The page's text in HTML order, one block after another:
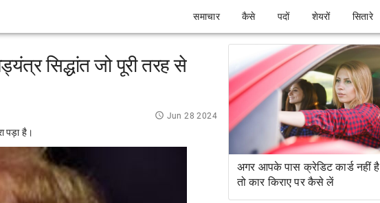
समाचार कैसे पदों शेयरों सितारे
सिद्धांत जो पूरी तरह से
Jun 28 2024
पड़ा है।
अगर आपके पास क्रेडिट कार्ड नहीं है
तो कार किराए पर कैसे लें